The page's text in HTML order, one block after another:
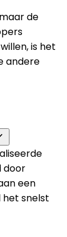
de
is het
andere
door
een
het snelst